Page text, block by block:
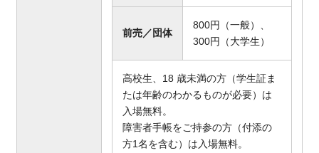
前売／団体
800円（一般）、
300円（大学生）
高校生、18 歳未満の方（学生証ま
たは年齢のわかるものが必要）は
入場無料。
障害者手帳をご持参の方（付添の
方1名を含む）は入場無料。